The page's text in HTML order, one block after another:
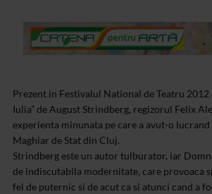
Prezent in Festivalul National de Teatru 2012
Iulia” de August Strindberg, regizorul Felix
experienta minunata pe care a avut-o
Maghiar de Stat din Cluj.
Strindberg este un autor tulburator, iar
de indiscutabila modernitate, care provoaca
fel de puternic si de acut ca si atunci cand a